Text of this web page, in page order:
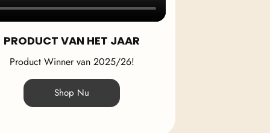
PRODUCT VAN HET JAAR
Product Winner van 2025/26!
Shop Nu